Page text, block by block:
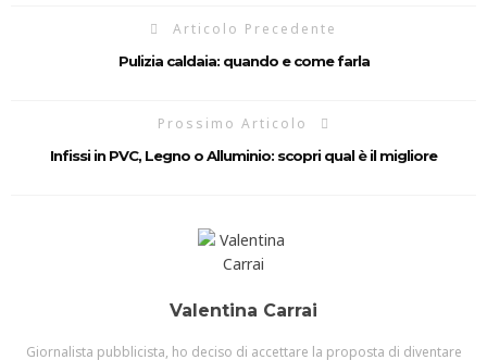
Articolo Precedente
Pulizia caldaia: quando e come farla
Prossimo Articolo
Infissi in PVC, Legno o Alluminio: scopri qual è il migliore
Valentina Carrai
Giornalista pubblicista, ho deciso di accettare la proposta di diventare